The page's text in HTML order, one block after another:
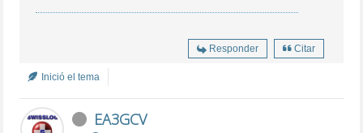
Responder Citar
Inició el tema
EA3GCV